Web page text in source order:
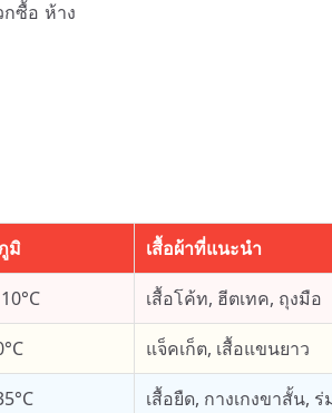
กซื้อ ห้าง
มิ เสื้อผ้าที่แนะนำ
เสื้อโค้ท, ฮีตเทค, ถุงมือ
แจ็คเก็ต, เสื้อแขนยาว
เสื้อยืด, กางเกงขาสั้น,